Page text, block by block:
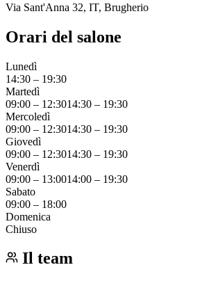
Via Sant'Anna 32, IT, Brugherio
Orari del salone
Lunedì
14:30 – 19:30
Martedì
09:00 – 12:3014:30 – 19:30
Mercoledì
09:00 – 12:3014:30 – 19:30
Giovedì
09:00 – 12:3014:30 – 19:30
Venerdì
09:00 – 13:0014:00 – 19:30
Sabato
09:00 – 18:00
Domenica
Chiuso
Il team